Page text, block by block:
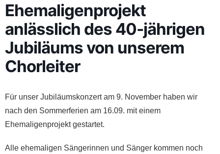
Ehemaligenprojekt
anlässlich des 40-jährigen
Jubiläums von unserem
Chorleiter
Für unser Jubiläumskonzert am 9. November haben wir
nach den Sommerferien am 16.09. mit einem
Ehemaligenprojekt gestartet.
Alle ehemaligen Sängerinnen und Sänger kommen noch